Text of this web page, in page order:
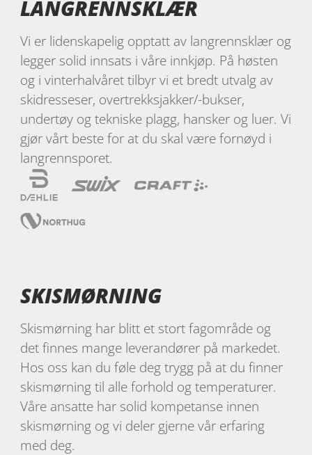
LANGRENNSKLÆR
Vi er lidenskapelig opptatt av langrennsklær og
legger solid innsats i våre innkjøp. På høsten
og i vinterhalvåret tilbyr vi et bredt utvalg av
skidresseser, overtrekksjakker/-bukser,
undertøy og tekniske plagg, hansker og luer. Vi
gjør vårt beste for at du skal være fornøyd i
langrennsporet.
SKISMØRNING
Skismørning har blitt et stort fagområde og
det finnes mange leverandører på markedet.
Hos oss kan du føle deg trygg på at du finner
skismørning til alle forhold og temperaturer.
Våre ansatte har solid kompetanse innen
skismørning og vi deler gjerne vår erfaring
med deg.